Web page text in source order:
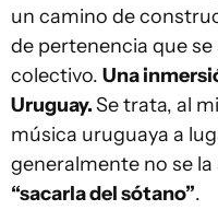
un camino de
de pertenencia que se
colectivo. Una
Uruguay.Se trata, al
música uruguaya a
generalmente no se
“sacarla del sótano”.